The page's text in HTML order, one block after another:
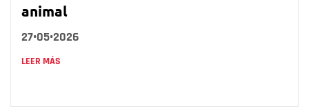
animal
27•05•2026
LEER MÁS